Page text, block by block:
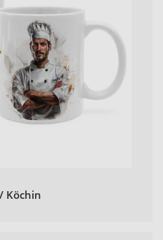
Köchin